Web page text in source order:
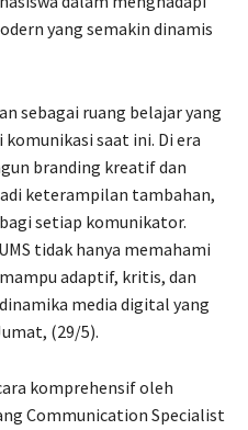
yang semakin dinamis
sebagai ruang belajar yang
saat ini. Di era
branding kreatif dan
keterampilan tambahan,
setiap komunikator.
tidak hanya memahami
adaptif, kritis, dan
media digital yang
(29/5).
komprehensif oleh
Communication Specialist